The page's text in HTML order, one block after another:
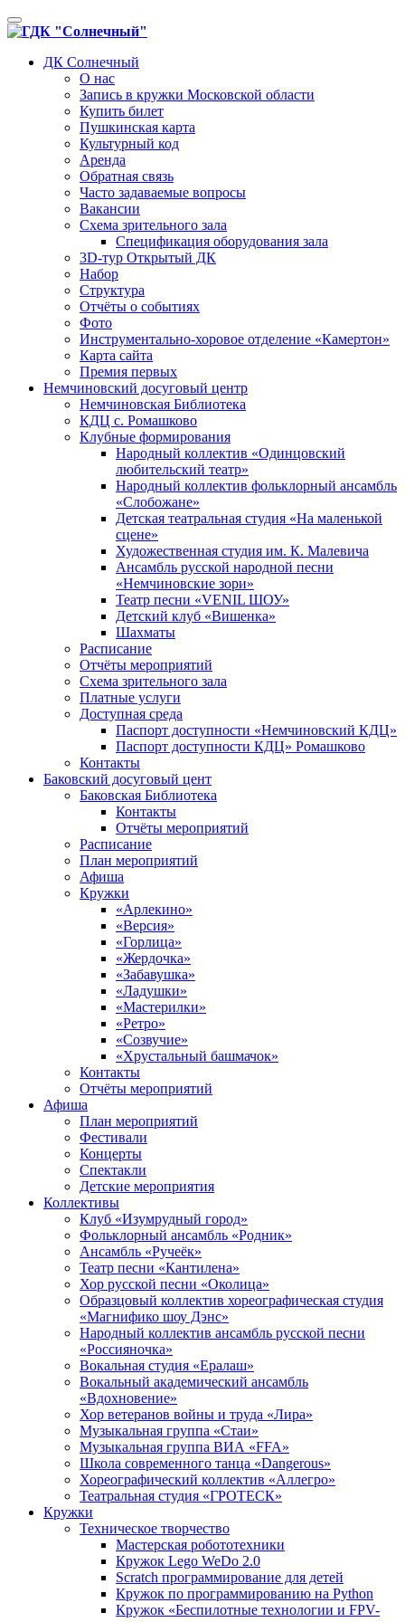
Toggle
navigation
ДК Солнечный
О нас
Запись в кружки Московской области
Купить билет
Пушкинская карта
Культурный код
Аренда
Обратная связь
Часто задаваемые вопросы
Вакансии
Схема зрительного зала
Спецификация оборудования зала
3D-тур Открытый ДК
Набор
Структура
Отчёты о событиях
Фото
Инструментально-хоровое отделение «Камертон»
Карта сайта
Премия первых
Немчиновский досуговый центр
Немчиновская Библиотека
КДЦ с. Ромашково
Клубные формирования
Народный коллектив «Одинцовский
любительский театр»
Народный коллектив фольклорный ансамбль
«Слобожане»
Детская театральная студия «На маленькой
сцене»
Художественная студия им. К. Малевича
Ансамбль русской народной песни
«Немчиновские зори»
Театр песни «VENIL ШОУ»
Детский клуб «Вишенка»
Шахматы
Расписание
Отчёты мероприятий
Схема зрительного зала
Платные услуги
Доступная среда
Паспорт доступности «Немчиновский КДЦ»
Паспорт доступности КДЦ» Ромашково
Контакты
Баковский досуговый цент
Баковская Библиотека
Контакты
Отчёты мероприятий
Расписание
План мероприятий
Афиша
Кружки
«Арлекино»
«Версия»
«Горлица»
«Жердочка»
«Забавушка»
«Ладушки»
«Мастерилки»
«Ретро»
«Созвучие»
«Хрустальный башмачок»
Контакты
Отчёты мероприятий
Афиша
План мероприятий
Фестивали
Концерты
Спектакли
Детские мероприятия
Коллективы
Клуб «Изумрудный город»
Фольклорный ансамбль «Родник»
Ансамбль «Ручеёк»
Театр песни «Кантилена»
Хор русской песни «Околица»
Образцовый коллектив хореографическая студия
«Магнифико шоу Дэнс»
Народный коллектив ансамбль русской песни
«Россияночка»
Вокальная студия «Ералаш»
Вокальный академический ансамбль
«Вдохновение»
Хор ветеранов войны и труда «Лира»
Музыкальная группа «Стаи»
Музыкальная группа ВИА «FFA»
Школа современного танца «Dangerous»
Хореографический коллектив «Аллегро»
Театральная студия «ГРОТЕСК»
Кружки
Техническое творчество
Мастерская робототехники
Кружок Lego WeDo 2.0
Scratch программирование для детей
Кружок по программированию на Python
Кружок «Беспилотные технологии и FPV-